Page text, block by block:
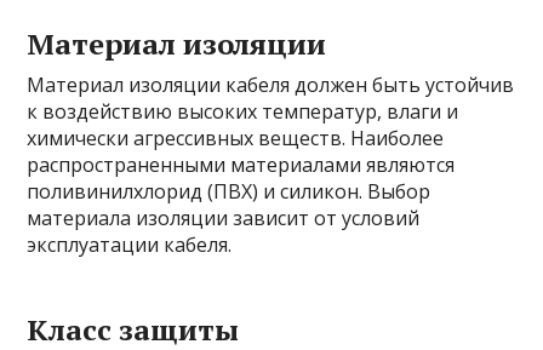
Материал изоляции
Материал изоляции кабеля должен быть устойчив
к воздействию высоких температур, влаги и
химически агрессивных веществ. Наиболее
распространенными материалами являются
поливинилхлорид (ПВХ) и силикон. Выбор
материала изоляции зависит от условий
эксплуатации кабеля.
Класс защиты